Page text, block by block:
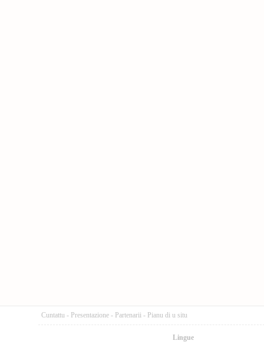
Cuntattu - Presentazione - Partenarii - Pianu di u situ
Lingue